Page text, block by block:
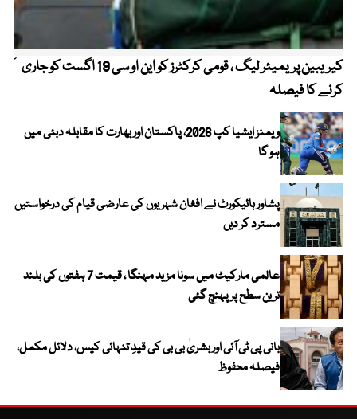
کیریبین پریمیئر لیگ ، قومی کرکٹرز کو این او سی 19 اگست کو جاری
کرنے کا فیصلہ
ویمنز ایشیا کپ 2026، پاکستان اور بھارت کا مقابلہ دبئی میں
ہو گا
پشاور ہائیکورٹ نے افغان شہریوں کی عارضی قیام کی درخواستیں
مسترد کر دیں
عالمی مارکیٹ میں سونا مزید مہنگا ، قیمت 7 ہفتوں کی بلند
ترین سطح پر پہنچ گئی
بانی پی ٹی آئی اور بشریٰ بی بی کی قیدِ تنہائی کیس، دلائل مکمل،
فیصلہ محفوظ